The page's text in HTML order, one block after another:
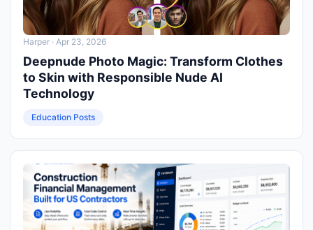
Harper · Apr 23, 2026
Deepnude Photo Magic: Transform Clothes
to Skin with Responsible Nude AI
Technology
Education Posts